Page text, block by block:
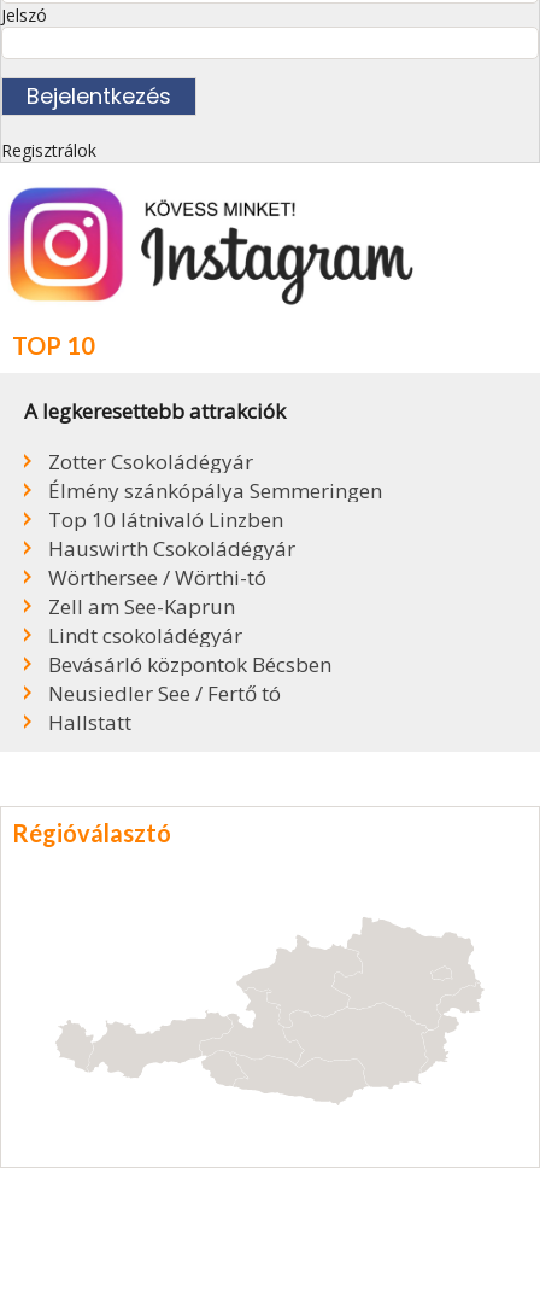
Jelszó
Regisztrálok
TOP 10
A legkeresettebb attrakciók
Zotter Csokoládégyár
Élmény szánkópálya Semmeringen
Top 10 látnivaló Linzben
Hauswirth Csokoládégyár
Wörthersee / Wörthi-tó
Zell am See-Kaprun
Lindt csokoládégyár
Bevásárló központok Bécsben
Neusiedler See / Fertő tó
Hallstatt
Régióválasztó